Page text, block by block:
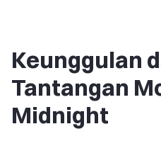
Keunggulan
Tantangan
Midnight